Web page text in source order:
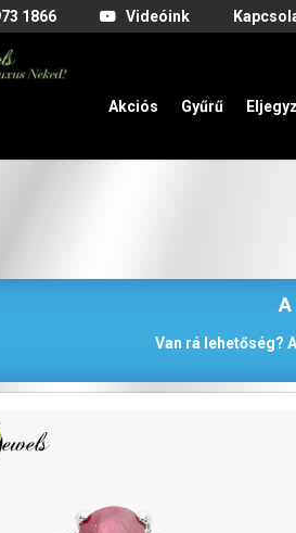
1866 Videóink
Akciós Gyűrű
Van rá lehetőség?